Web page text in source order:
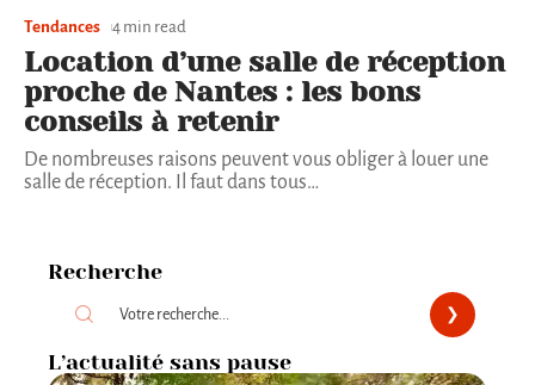
Tendances 4 min read
Location d’une salle de réception
proche de Nantes : les bons
conseils à retenir
De nombreuses raisons peuvent vous obliger à louer une
salle de réception. Il faut dans tous…
Recherche
L’actualité sans pause